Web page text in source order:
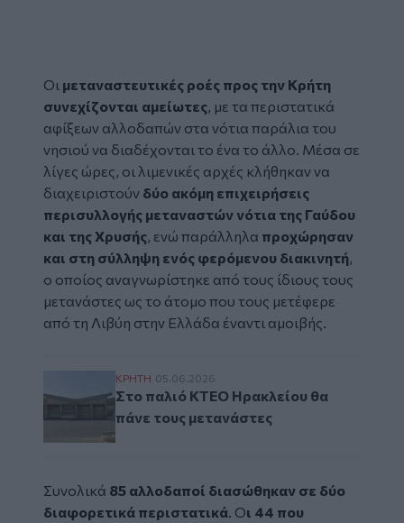
Οι μεταναστευτικές ροές προς την Κρήτη
συνεχίζονται αμείωτες, με τα περιστατικά
αφίξεων αλλοδαπών στα νότια παράλια του
νησιού να διαδέχονται το ένα το άλλο. Μέσα σε
λίγες ώρες, οι λιμενικές αρχές κλήθηκαν να
διαχειριστούν δύο ακόμη επιχειρήσεις
περισυλλογής μεταναστών νότια της Γαύδου
και της Χρυσής, ενώ παράλληλα προχώρησαν
και στη σύλληψη ενός φερόμενου διακινητή,
ο οποίος αναγνωρίστηκε από τους ίδιους τους
μετανάστες ως το άτομο που τους μετέφερε
από τη Λιβύη στην Ελλάδα έναντι αμοιβής.
Στο παλιό ΚΤΕΟ Ηρακλείου θα πάνε τους
ΚΡΗΤΗ 05.06.2026
Στο παλιό ΚΤΕΟ Ηρακλείου θα
πάνε τους μετανάστες
Συνολικά 85 αλλοδαποί διασώθηκαν σε δύο
διαφορετικά περιστατικά. Οι 44 που